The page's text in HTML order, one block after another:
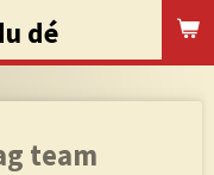
dé
team